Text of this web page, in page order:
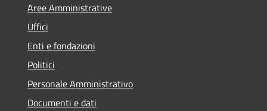
Aree Amministrative
Uffici
Enti e fondazioni
Politici
Personale Amministrativo
Documenti e dati